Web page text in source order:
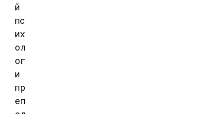
й
пс
их
ол
ог
и
пр
еп